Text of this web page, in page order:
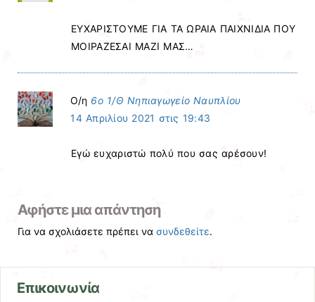
ΕΥΧΑΡΙΣΤΟΥΜΕ ΓΙΑ ΤΑ ΩΡΑΙΑ ΠΑΙΧΝΙΔΙΑ ΠΟΥ
ΜΟΙΡΑΖΕΣΑΙ ΜΑΖΙ ΜΑΣ…
Ο/η 6ο 1/Θ Νηπιαγωγείο Ναυπλίου
14 Απριλίου 2021 στις 19:43
Εγώ ευχαριστώ πολύ που σας αρέσουν!
Αφήστε μια απάντηση
Για να σχολιάσετε πρέπει νασυνδεθείτε.
Επικοινωνία